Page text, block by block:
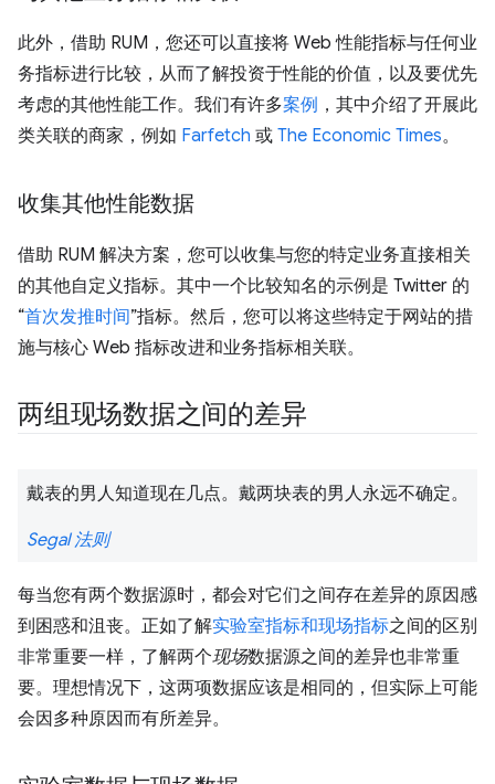
此外，借助 RUM，您还可以直接将 Web 性能指标与任何业
务指标进行比较，从而了解投资于性能的价值，以及要优先
考虑的其他性能工作。我们有许多案例 ，其中介绍了开展此
类关联的商家，例如 Farfetch 或 The Economic Times。
收集其他性能数据
借助 RUM 解决方案，您可以收集与您的特定业务直接相关
的其他自定义指标。其中一个比较知名的示例是 Twitter 的
“首次发推时间”指标。然后，您可以将这些特定于网站的措
施与核心 Web 指标改进和业务指标相关联。
两组现场数据之间的差异
戴表的男人知道现在几点。戴两块表的男人永远不确定。
Segal 法则
每当您有两个数据源时，都会对它们之间存在差异的原因感
到困惑和沮丧。正如了解实验室指标和现场指标之间的区别
非常重要一样，了解两个现场数据源之间的差异也非常重
要。理想情况下，这两项数据应该是相同的，但实际上可能
会因多种原因而有所差异。